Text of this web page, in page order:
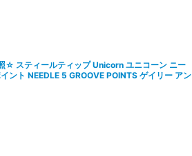
☆ スティールティップ Unicorn ユニコーン ニー
ント NEEDLE 5 GROOVE POINTS ゲイリー アン